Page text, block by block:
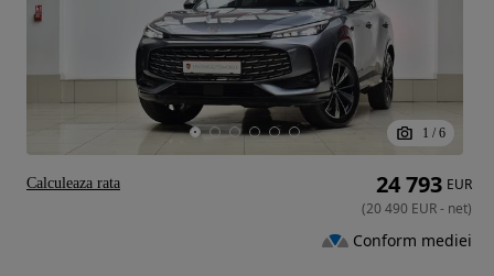
1 / 6
24 793 EUR
(20 490 EUR- net)
Conform mediei
Calculeaza rata